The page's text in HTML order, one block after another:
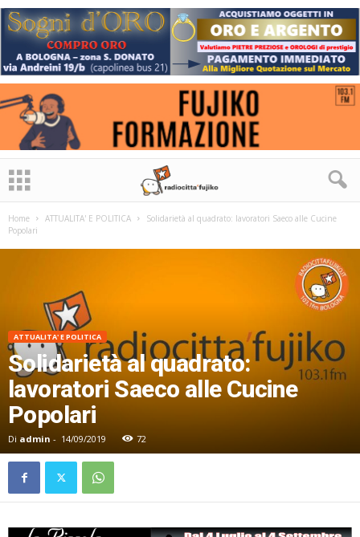
Home ATTUALITA' E POLITICA
Solidarietà al quadrato: lavoratori Saeco alle Cucine
Popolari
ATTUALITA' E POLITICA
Solidarietà al quadrato:
lavoratori Saeco alle Cucine
Popolari
Di admin - 14/09/2019 72